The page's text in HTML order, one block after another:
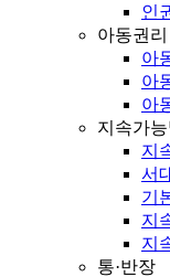
인
아동권
아
아
아
지속가능
지
서
기
지
지
통·반장